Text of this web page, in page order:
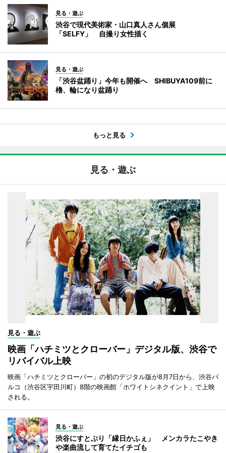
見る・遊ぶ
渋谷で現代美術家・山口真人さん個展
「SELFY」 自撮り女性描く
見る・遊ぶ
「渋谷盆踊り」今年も開催へ SHIBUYA109前に
櫓、輪になり盆踊り
もっと見る
見る・遊ぶ
見る・遊ぶ
映画「ハチミツとクローバー」デジタル版、渋谷で
リバイバル上映
映画「ハチミツとクローバー」の初のデジタル版が8月7日から、渋谷パ
ルコ（渋谷区宇田川町）8階の映画館「ホワイトシネクイント」で上映
される。
見る・遊ぶ
渋谷にすとぷり「縁日かふぇ」 メンカラたこやき
や楽曲流して育てたイチゴも